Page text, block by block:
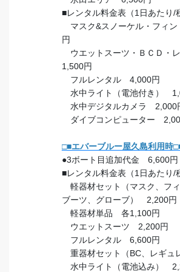
■レンタル料金表（1日あたり/
マスク&スノーケル・フィ
円
ウエットスーツ・ＢＣＤ・
1,500円
フルレンタル 4,000円
水中ライト（電池付き）
水中デジタルカメラ 2,000
ダイブコンピューター
□■エバーブルー屋久島利用時
●3ボート目追加代金 6,600円
■レンタル料金表（1日あたり/
軽器材セット（マスク、フィ
ブーツ、グローブ） 2,200円
軽器材単品 各1,100円
ウエットスーツ 2,200円
フルレンタル 6,600円
重器材セット（BC、レギ
水中ライト（電池込み）